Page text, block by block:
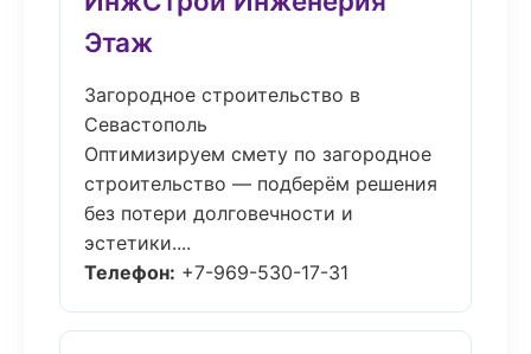
Этаж
Загородное строительство в
Севастополь
Оптимизируем смету по загородное
строительство — подберём решения
без потери долговечности и
эстетики....
Телефон: +7-969-530-17-31